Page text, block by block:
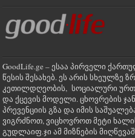
GoodLife.ge – ესაა პირველი
წესის შესახებ. ეს არის სხეულზე
კეთილდღეობის, სოციალური
და ქცევის მოდელი. ცხოვრების
პრევენციის გზა და იმის
ვიგრძნოთ, ვიცხოვროთ მეტი
გუდლაიფ.ჯი ამ მიზნების